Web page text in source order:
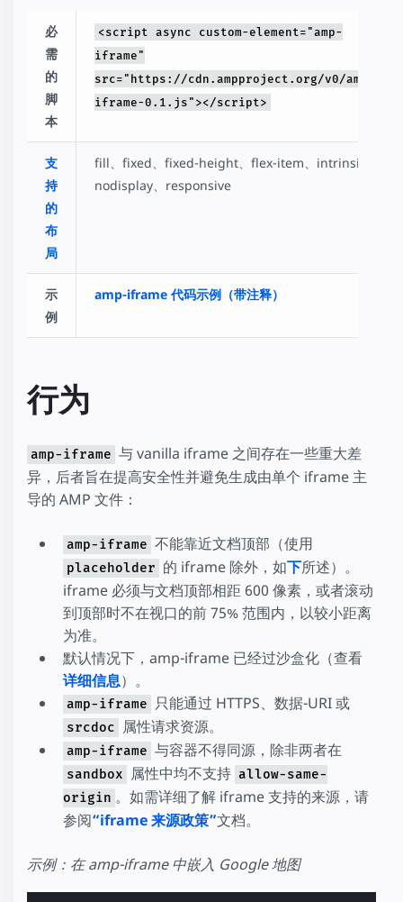
External User Consent Flow
amp-analytics
Housing
必
需
的
脚
本
<script async custom-element="amp-
iframe"
src="https://cdn.ampproject.org/v0/amp-
iframe-0.1.js"></script>
支
持
的
布
局
fill、fixed、fixed-height、flex-item、intrinsic、
nodisplay、responsive
示
例
amp-iframe 代码示例（带注释）
行为
amp-iframe 与 vanilla iframe 之间存在一些重大差
异，后者旨在提高安全性并避免生成由单个 iframe 主
导的 AMP 文件：
amp-iframe 不能靠近文档顶部（使用
placeholder 的 iframe 除外，如下所述）。
iframe 必须与文档顶部相距 600 像素，或者滚动
到顶部时不在视口的前 75% 范围内，以较小距离
为准。
默认情况下，amp-iframe 已经过沙盒化（查看
详细信息）。
amp-iframe 只能通过 HTTPS、数据-URI 或
srcdoc 属性请求资源。
amp-iframe 与容器不得同源，除非两者在
sandbox 属性中均不支持 allow-same-
origin 。如需详细了解 iframe 支持的来源，请
参阅“iframe 来源政策”文档。
示例：在 amp-iframe 中嵌入 Google 地图